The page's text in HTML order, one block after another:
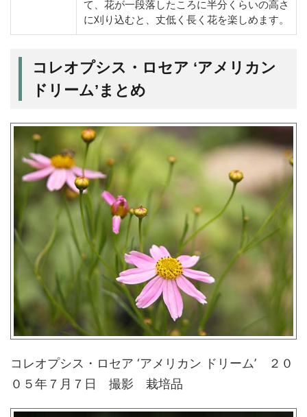
て、花が一段落したころに半分くらいの高さ
に刈り込むと、丈低く長く花を楽しめます。
コレオプシス・ロセア ‘アメリカン
ドリーム’まとめ
コレオプシス・ロセア ‘アメリカン ドリーム’ ２０
０５年７月７日 撮影 栽培品